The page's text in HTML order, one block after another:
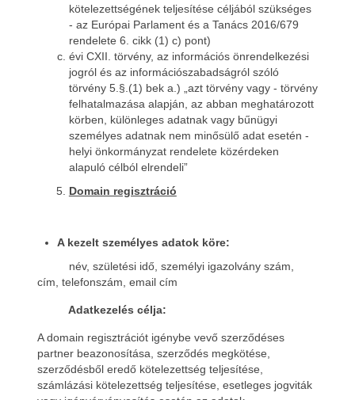
kötelezettségének teljesítése céljából szükséges
- az Európai Parlament és a Tanács 2016/679
rendelete 6. cikk (1) c) pont)
évi CXII. törvény, az információs önrendelkezési
jogról és az információszabadságról szóló
törvény 5.§.(1) bek a.) „azt törvény vagy - törvény
felhatalmazása alapján, az abban meghatározott
körben, különleges adatnak vagy bűnügyi
személyes adatnak nem minősülő adat esetén -
helyi önkormányzat rendelete közérdeken
alapuló célból elrendeli”
Domain regisztráció
A kezelt személyes adatok köre:
név, születési idő, személyi igazolvány szám,
cím, telefonszám, email cím
Adatkezelés célja:
A domain regisztrációt igénybe vevő szerződéses
partner beazonosítása, szerződés megkötése,
szerződésből eredő kötelezettség teljesítése,
számlázási kötelezettség teljesítése, esetleges jogviták